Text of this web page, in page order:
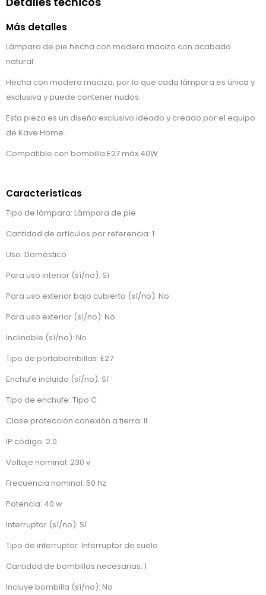
Más detalles
Lámpara de pie hecha con madera maciza con acabado
natural.
Hecha con madera maciza, por lo que cada lámpara es única y
exclusiva y puede contener nudos.
Esta pieza es un diseño exclusivo ideado y creado por el equipo
de Kave Home.
Compatible con bombilla E27 máx.40W.
Características
Tipo de lámpara: Lámpara de pie
Cantidad de artículos por referencia: 1
Uso: Doméstico
Para uso interior (sí/no): Sí
Para uso exterior bajo cubierto (sí/no): No
Para uso exterior (sí/no): No
Inclinable (sí/no): No
Tipo de portabombillas: E27
Enchufe incluido (sí/no): Sí
Tipo de enchufe: Tipo C
Clase protección conexión a tierra: II
IP código: 2.0
Voltaje nominal: 230 v
Frecuencia nominal: 50 hz
Potencia: 40 w
Interruptor (sí/no): Sí
Tipo de interruptor: Interruptor de suelo
Cantidad de bombillas necesarias: 1
Incluye bombilla (sí/no): No